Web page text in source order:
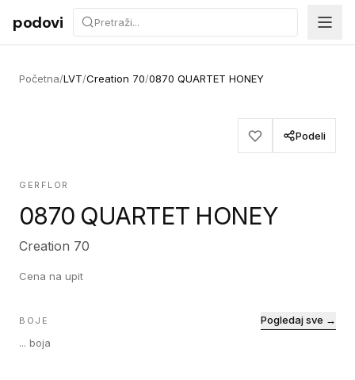
Preskoči na sadržaj
podovi
Početna/LVT/Creation 70/0870 QUARTET HONEY
Podeli
GERFLOR
0870 QUARTET HONEY
Creation 70
Cena na upit
BOJE
... boja
Pogledaj sve →